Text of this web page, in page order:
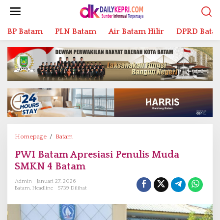
BP Batam PLN Batam Air Batam Hilir DPRD
Homepage / Batam
I
B
t
m
A
PWI Batam Apresiasi Penulis Muda
SMKN 4 Batam
Admin
Januari 27, 2026
Batam, Headline 5739 Dilihat